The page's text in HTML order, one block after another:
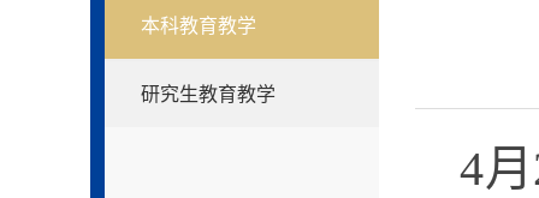
本科教育教学
研究生教育教学
4